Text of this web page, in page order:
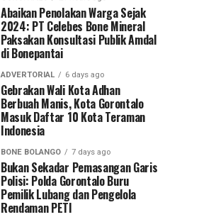
Abaikan Penolakan Warga Sejak
2024: PT Celebes Bone Mineral
Paksakan Konsultasi Publik Amdal
di Bonepantai
ADVERTORIAL 6 days ago
Gebrakan Wali Kota Adhan
Berbuah Manis, Kota Gorontalo
Masuk Daftar 10 Kota Teraman
Indonesia
BONE BOLANGO 7 days ago
Bukan Sekadar Pemasangan Garis
Polisi: Polda Gorontalo Buru
Pemilik Lubang dan Pengelola
Rendaman PETI